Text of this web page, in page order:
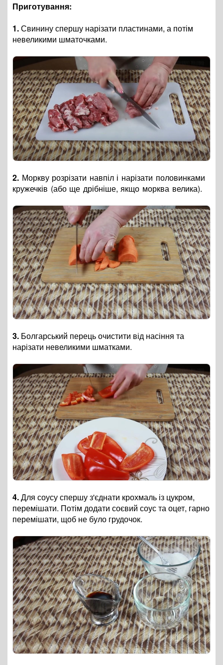
Приготування:
1.Свинину спершу нарізати пластинами, а потім
невеликими шматочками.
2. Моркву розрізати навпіл і нарізати половинками
кружечків (або ще дрібніше, якщо морква велика).
3. Болгарський перець очистити від насіння та
нарізати невеликими шматками.
4.Для соусу спершу з'єднати крохмаль із цукром,
перемішати. Потім додати соєвий соус та оцет, гарно
перемішати, щоб не було грудочок.